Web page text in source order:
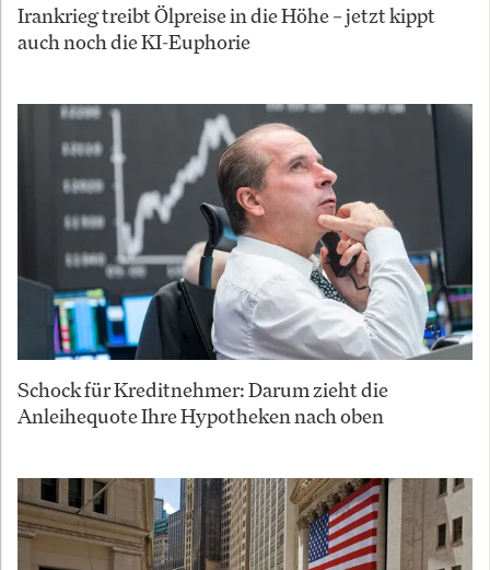
Irankrieg treibt Ölpreise in die Höhe – jetzt kippt
auch noch die KI-Euphorie
Schock für Kreditnehmer: Darum zieht die
Anleihequote Ihre Hypotheken nach oben